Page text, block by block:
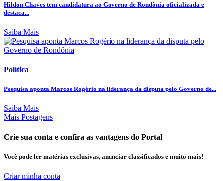
Hildon Chaves tem candidatura ao Governo de Rondônia oficializada e
destaca...
Saiba Mais
Política
Pesquisa aponta Marcos Rogério na liderança da disputa pelo Governo de...
Saiba Mais
Mais Postagens
Crie sua conta e confira as vantagens do Portal
Você pode ler matérias exclusivas, anunciar classificados e muito mais!
Criar minha conta